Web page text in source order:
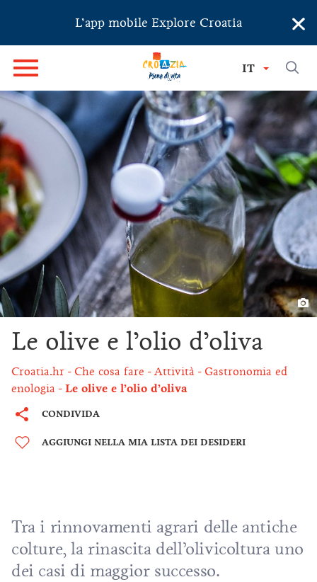
L’app mobile Explore Croatia ×
IT
Le olive e l’olio d’oliva
Croatia.hr Che cosa fare Attività
Gastronomia ed
enologia
Le olive e l’olio d’oliva
CONDIVIDA
AGGIUNGI NELLA MIA LISTA DEI DESIDERI
Tra i rinnovamenti agrari delle antiche
colture, la rinascita dell’olivicoltura uno
dei casi di maggior successo.